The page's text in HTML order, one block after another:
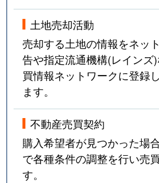
土地売却活動
売却する土地の情報をネッ
告や指定流通機構(レインズ
買情報ネットワークに登録
ます。
不動産売買契約
購入希望者が見つかった場
で各種条件の調整を行い売
す。